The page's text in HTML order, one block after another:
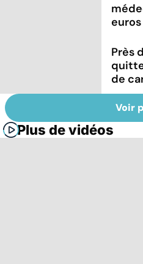
euros
Près
de
Voir
Plus de vidéos